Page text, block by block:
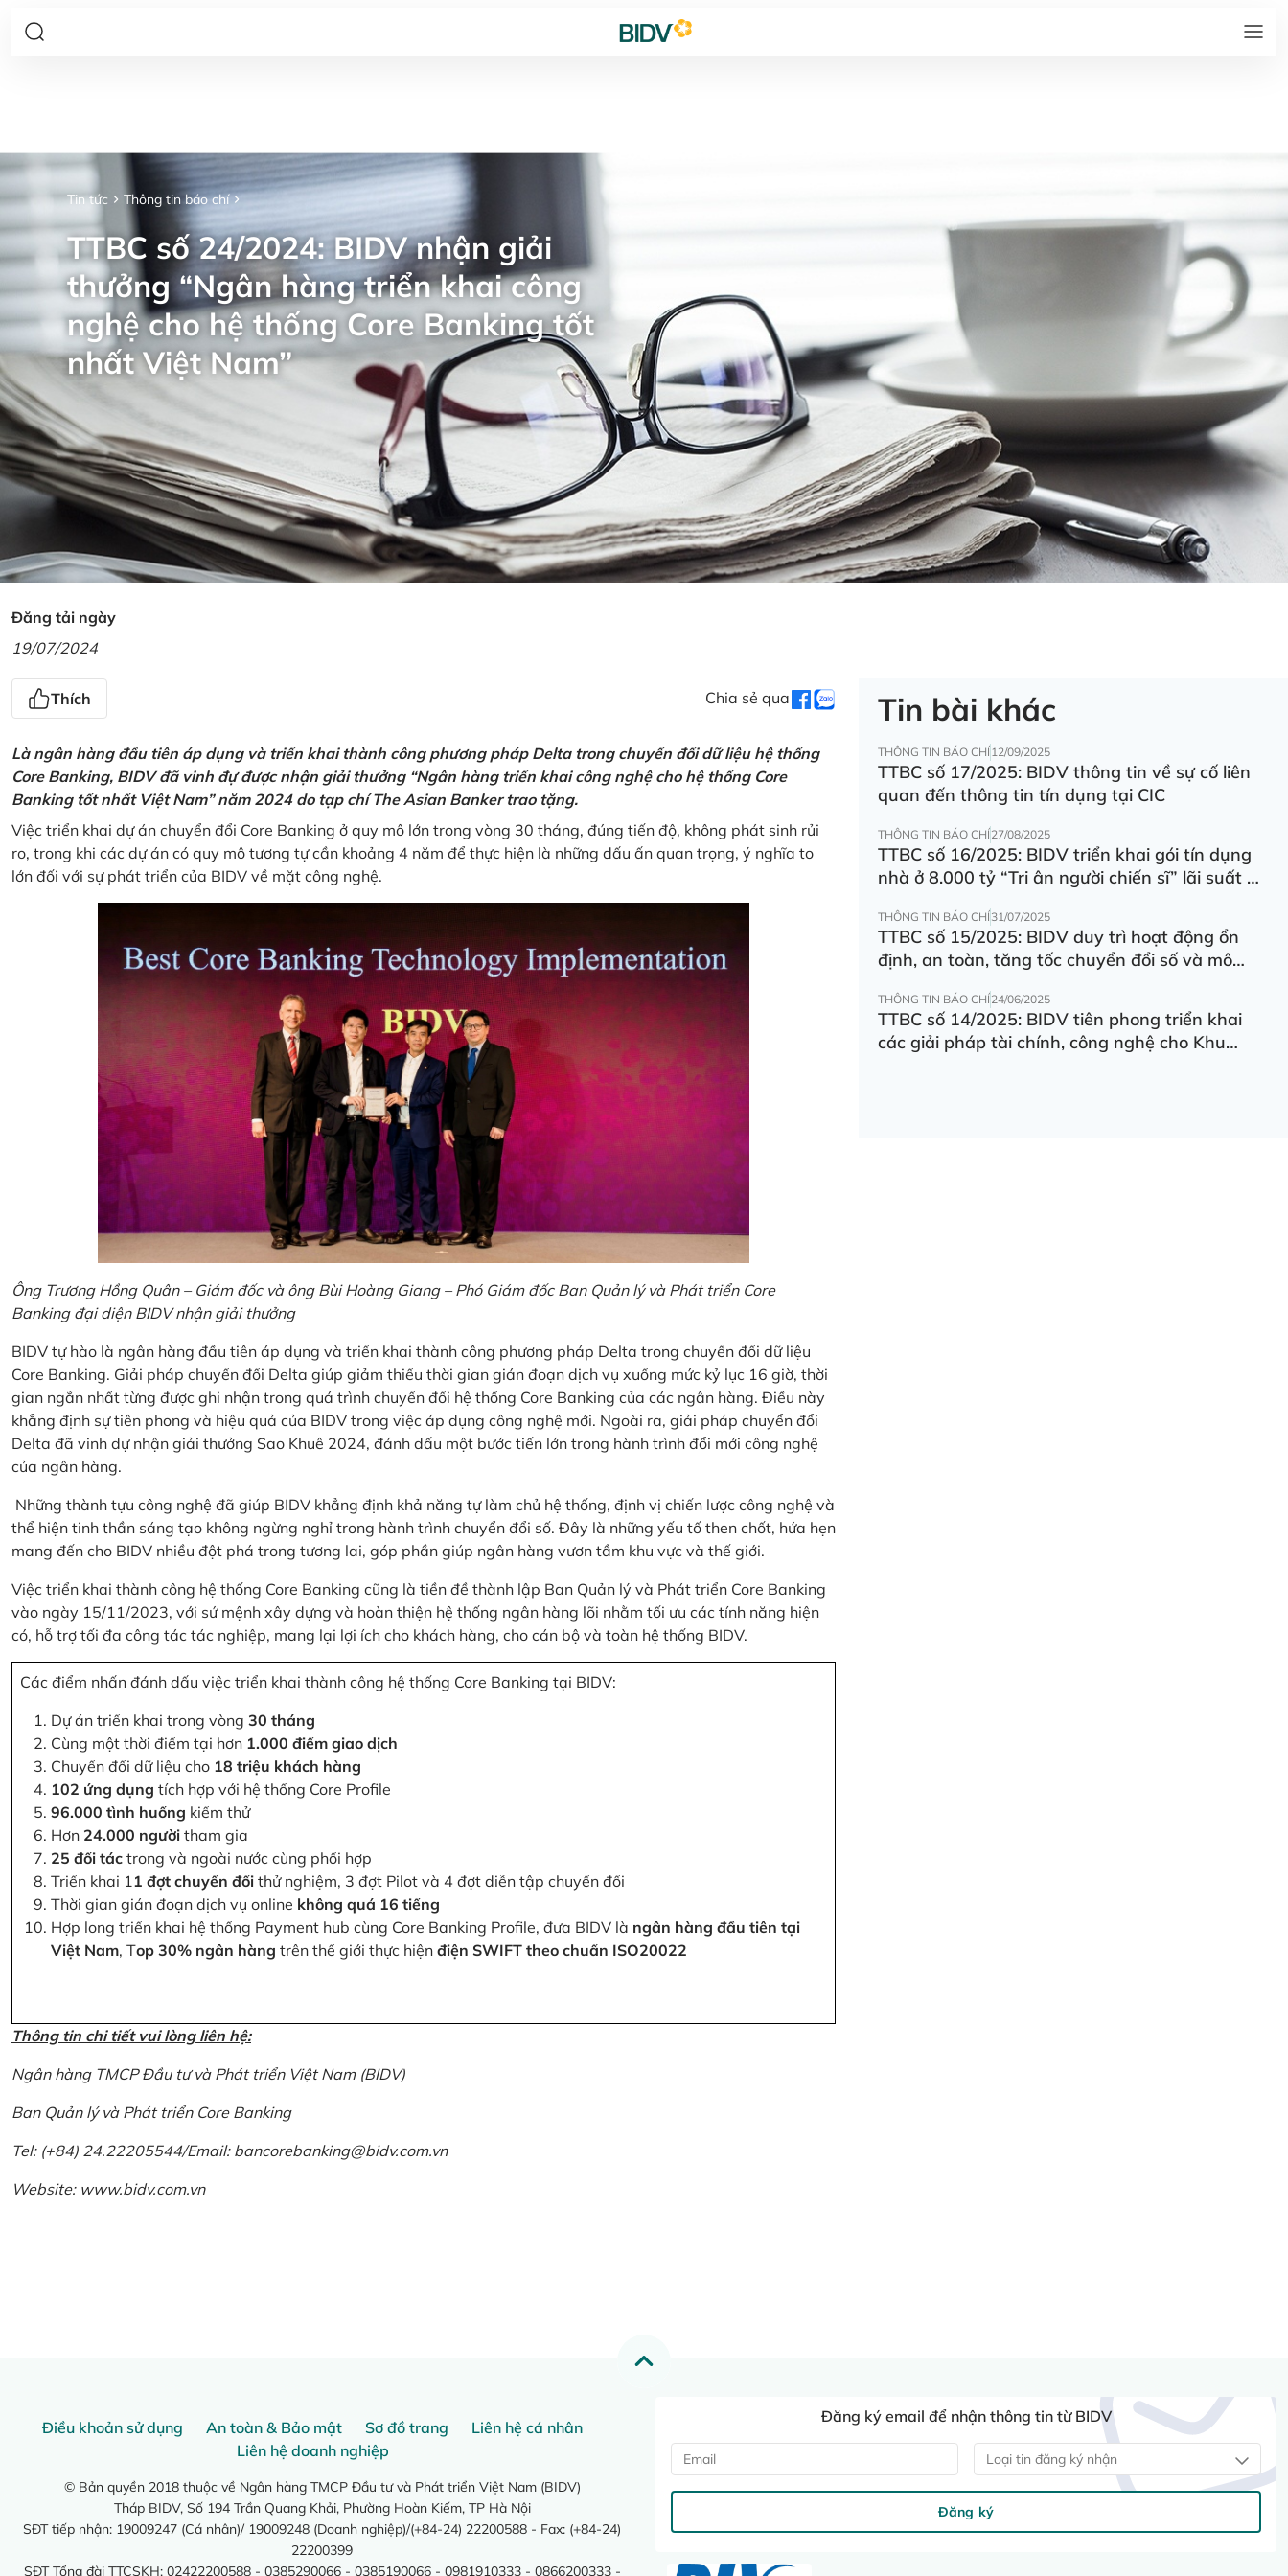
Tin tức Thông tin báo chí
TTBC số 24/2024: BIDV nhận giải
thưởng “Ngân hàng triển khai công
nghệ cho hệ thống Core Banking tốt
nhất Việt Nam”
Đăng tải ngày
19/07/2024
Thích Chia sẻ qua
Là ngân hàng đầu tiên áp dụng và triển khai thành công phương pháp Delta trong chuyển đổi dữ liệu hệ thống
Core Banking, BIDV đã vinh đự được nhận giải thưởng “Ngân hàng triển khai công nghệ cho hệ thống Core
Banking tốt nhất Việt Nam” năm 2024 do tạp chí The Asian Banker trao tặng.
Việc triển khai dự án chuyển đổi Core Banking ở quy mô lớn trong vòng 30 tháng, đúng tiến độ, không phát sinh rủi
ro, trong khi các dự án có quy mô tương tự cần khoảng 4 năm để thực hiện là những dấu ấn quan trọng, ý nghĩa to
lớn đối với sự phát triển của BIDV về mặt công nghệ.
Ông Trương Hồng Quân – Giám đốc và ông Bùi Hoàng Giang – Phó Giám đốc Ban Quản lý và Phát triển Core
Banking đại diện BIDV nhận giải thưởng
BIDV tự hào là ngân hàng đầu tiên áp dụng và triển khai thành công phương pháp Delta trong chuyển đổi dữ liệu
Core Banking. Giải pháp chuyển đổi Delta giúp giảm thiểu thời gian gián đoạn dịch vụ xuống mức kỷ lục 16 giờ, thời
gian ngắn nhất từng được ghi nhận trong quá trình chuyển đổi hệ thống Core Banking của các ngân hàng. Điều này
khẳng định sự tiên phong và hiệu quả của BIDV trong việc áp dụng công nghệ mới. Ngoài ra, giải pháp chuyển đổi
Delta đã vinh dự nhận giải thưởng Sao Khuê 2024, đánh dấu một bước tiến lớn trong hành trình đổi mới công nghệ
của ngân hàng.
Những thành tựu công nghệ đã giúp BIDV khẳng định khả năng tự làm chủ hệ thống, định vị chiến lược công nghệ và
thể hiện tinh thần sáng tạo không ngừng nghỉ trong hành trình chuyển đổi số. Đây là những yếu tố then chốt, hứa hẹn
mang đến cho BIDV nhiều đột phá trong tương lai, góp phần giúp ngân hàng vươn tầm khu vực và thế giới.
Việc triển khai thành công hệ thống Core Banking cũng là tiền đề thành lập Ban Quản lý và Phát triển Core Banking
vào ngày 15/11/2023, với sứ mệnh xây dựng và hoàn thiện hệ thống ngân hàng lõi nhằm tối ưu các tính năng hiện
có, hỗ trợ tối đa công tác tác nghiệp, mang lại lợi ích cho khách hàng, cho cán bộ và toàn hệ thống BIDV.
Các điểm nhấn đánh dấu việc triển khai thành công hệ thống Core Banking tại BIDV:
Dự án triển khai trong vòng 30 tháng
Cùng một thời điểm tại hơn 1.000 điểm giao dịch
Chuyển đổi dữ liệu cho 18 triệu khách hàng
102 ứng dụng tích hợp với hệ thống Core Profile
96.000 tình huống kiểm thử
Hơn 24.000 người tham gia
25 đối tác trong và ngoài nước cùng phối hợp
Triển khai 11 đợt chuyển đổi thử nghiệm, 3 đợt Pilot và 4 đợt diễn tập chuyển đổi
Thời gian gián đoạn dịch vụ online không quá 16 tiếng
Hợp long triển khai hệ thống Payment hub cùng Core Banking Profile, đưa BIDV là ngân hàng đầu tiên tại
Việt Nam, Top 30% ngân hàng trên thế giới thực hiện điện SWIFT theo chuẩn ISO20022
Thông tin chi tiết vui lòng liên hệ:
Ngân hàng TMCP Đầu tư và Phát triển Việt Nam (BIDV)
Ban Quản lý và Phát triển Core Banking
Tel: (+84) 24.22205544/Email: bancorebanking@bidv.com.vn
Website: www.bidv.com.vn
Tin bài khác
THÔNG TIN BÁO CHÍ12/09/2025
TTBC số 17/2025: BIDV thông tin về sự cố liên
quan đến thông tin tín dụng tại CIC
THÔNG TIN BÁO CHÍ27/08/2025
TTBC số 16/2025: BIDV triển khai gói tín dụng
nhà ở 8.000 tỷ “Tri ân người chiến sĩ” lãi suất ưu
THÔNG TIN BÁO CHÍ31/07/2025
TTBC số 15/2025: BIDV duy trì hoạt động ổn
định, an toàn, tăng tốc chuyển đổi số và mô
THÔNG TIN BÁO CHÍ24/06/2025
TTBC số 14/2025: BIDV tiên phong triển khai
các giải pháp tài chính, công nghệ cho Khu
Điều khoản sử dụng An toàn & Bảo mật Sơ đồ trang
Liên hệ cá nhân
Liên hệ doanh nghiệp
© Bản quyền 2018 thuộc về Ngân hàng TMCP Đầu tư và Phát triển Việt Nam (BIDV)
Tháp BIDV, Số 194 Trần Quang Khải, Phường Hoàn Kiếm, TP Hà Nội
SĐT tiếp nhận: 19009247 (Cá nhân)/ 19009248 (Doanh nghiệp)/(+84-24) 22200588 - Fax: (+84-24)
22200399
SĐT Tổng đài TTCSKH: 02422200588 - 0385290066 - 0385190066 - 0981910333 - 0866200333 -
Đăng ký email để nhận thông tin từ BIDV
Loại tin đăng ký nhận
Đăng ký